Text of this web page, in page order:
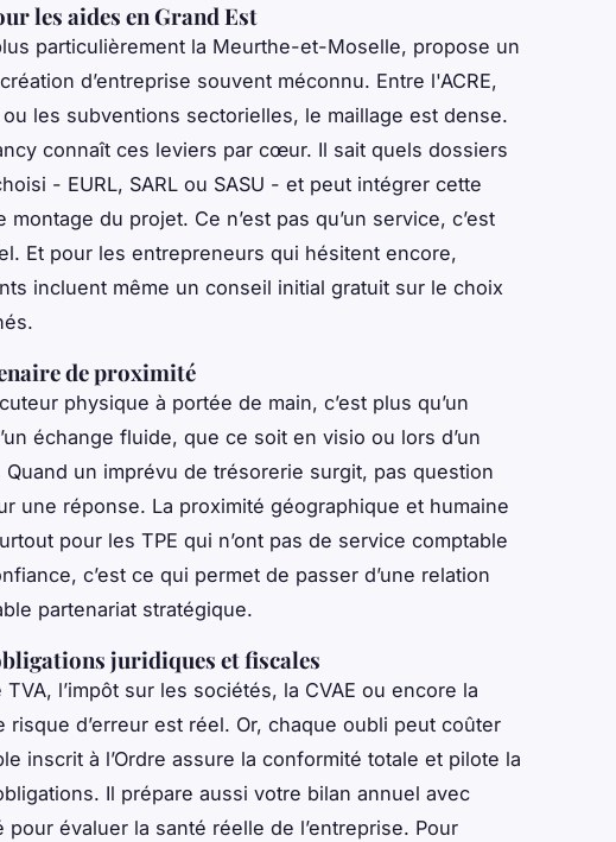
les aides en Grand Est
particulièrement la Meurthe-et-Moselle, propose un
d’entreprise souvent méconnu. Entre l'ACRE,
les subventions sectorielles, le maillage est dense.
connaît ces leviers par cœur. Il sait quels dossiers
- EURL, SARL ou SASU - et peut intégrer cette
du projet. Ce n’est pas qu’un service, c’est
Et pour les entrepreneurs qui hésitent encore,
incluent même un conseil initial gratuit sur le choix
de proximité
physique à portée de main, c’est plus qu’un
échange fluide, que ce soit en visio ou lors d’un
un imprévu de trésorerie surgit, pas question
une réponse. La proximité géographique et humaine
pour les TPE qui n’ont pas de service comptable
c’est ce qui permet de passer d’une relation
partenariat stratégique.
juridiques et fiscales
l’impôt sur les sociétés, la CVAE ou encore la
risque d’erreur est réel. Or, chaque oubli peut coûter
inscrit à l’Ordre assure la conformité totale et pilote la
Il prépare aussi votre bilan annuel avec
évaluer la santé réelle de l’entreprise. Pour